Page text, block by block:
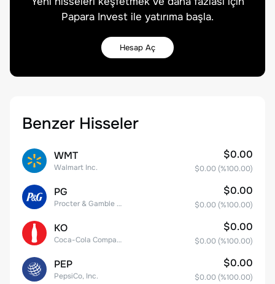
Papara Invest ile yatırıma başla.
Hesap Aç
Benzer Hisseler
WMT
Walmart Inc.
$0.00
$0.00 (%100.00)
PG
Procter & Gamble Company
$0.00
$0.00 (%100.00)
KO
Coca-Cola Company
$0.00
$0.00 (%100.00)
PEP
PepsiCo, Inc.
$0.00
$0.00 (%100.00)